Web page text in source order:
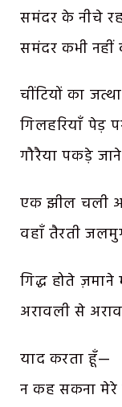
समंदर के नीचे
समंदर कभी नहीं
चींटियों का
गिलहरियाँ पेड़
गौरैया पकड़े
एक झील चली
वहाँ तैरती
गिद्ध होते ज़माने
अरावली से
याद करता हूँ—
न कह सकना